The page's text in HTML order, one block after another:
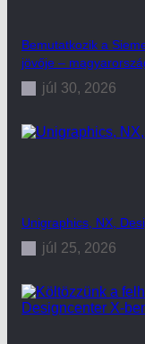
Bemutatkozik a
jövője –
júl 30, 2026
Unigraphics, NX,
júl 25, 2026